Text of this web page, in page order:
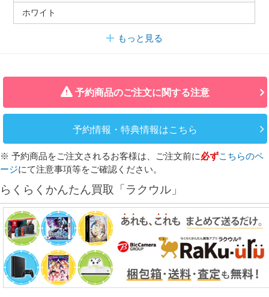
ホワイト
もっと見る
予約商品のご注文に関する注意
予約情報・特典情報はこちら
※ 予約商品をご注文されるお客様は、ご注文前に必ずこちらのペ
ージにて注意事項等をご確認ください。
らくらくかんたん買取「ラクウル」